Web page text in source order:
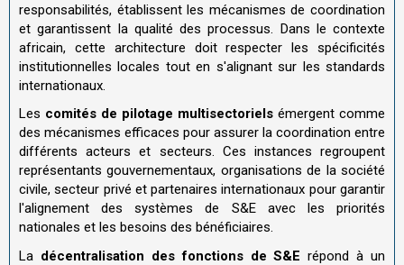
responsabilités, établissent les mécanismes de coordination
et garantissent la qualité des processus. Dans le contexte
africain, cette architecture doit respecter les spécificités
institutionnelles locales tout en s'alignant sur les standards
internationaux.
Les comités de pilotage multisectoriels émergent comme
des mécanismes efficaces pour assurer la coordination entre
différents acteurs et secteurs. Ces instances regroupent
représentants gouvernementaux, organisations de la société
civile, secteur privé et partenaires internationaux pour garantir
l'alignement des systèmes de S&E avec les priorités
nationales et les besoins des bénéficiaires.
La décentralisation des fonctions de S&E répond à un